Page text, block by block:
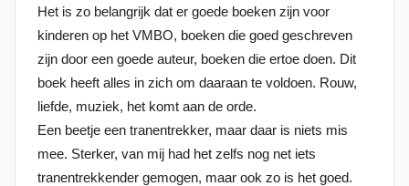
j
a
n
u
a
r
i
Het is zo belangrijk dat er goede boeken zijn voor
kinderen op het VMBO, boeken die goed geschreven
zijn door een goede auteur, boeken die ertoe doen. Dit
boek heeft alles in zich om daaraan te voldoen. Rouw,
liefde, muziek, het komt aan de orde.
Een beetje een tranentrekker, maar daar is niets mis
mee. Sterker, van mij had het zelfs nog net iets
tranentrekkender gemogen, maar ook zo is het goed.